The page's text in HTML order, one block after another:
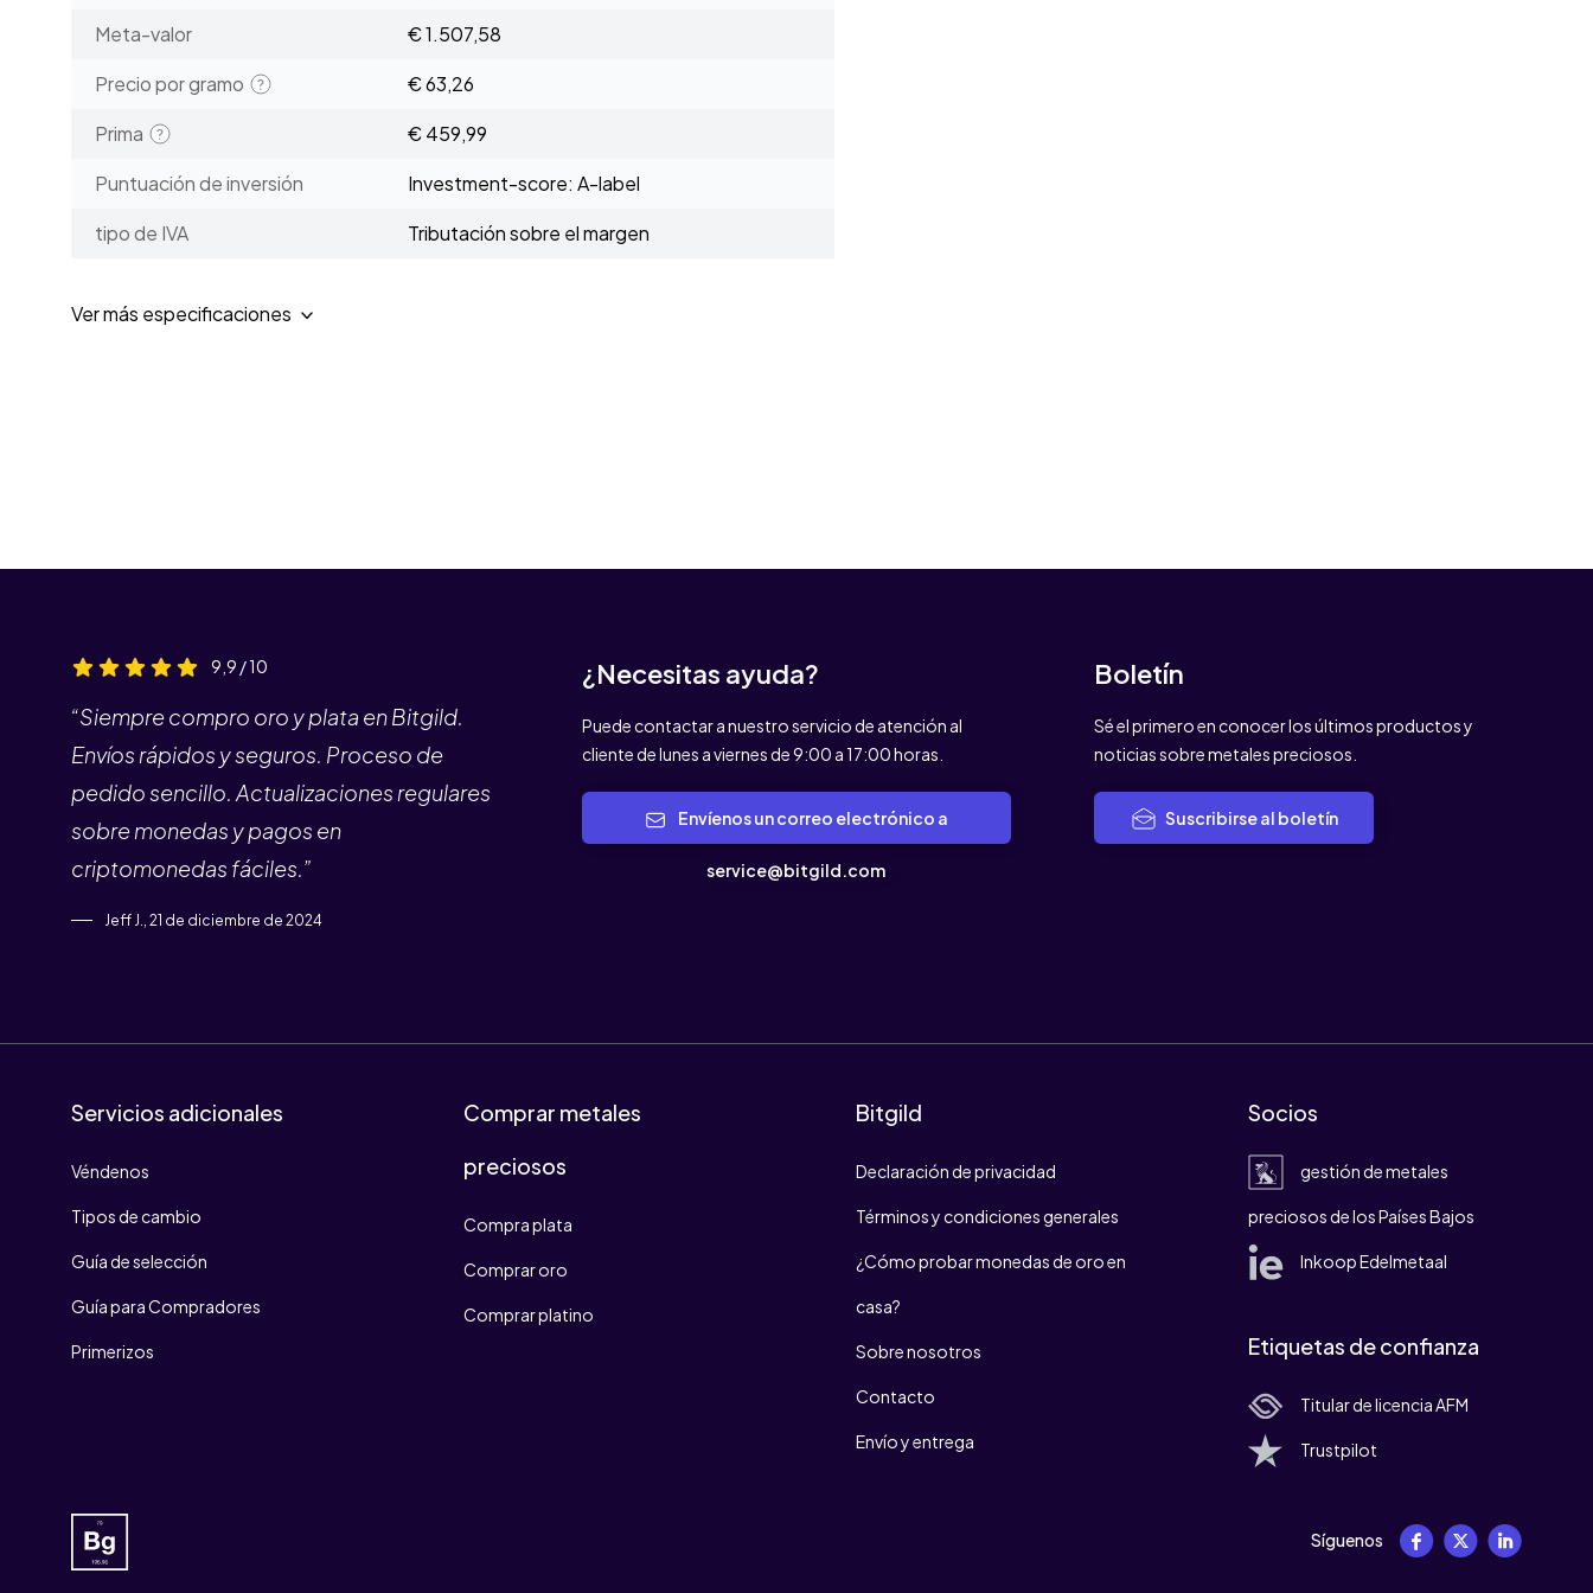
Meta-valor
€ 1.507,58
Precio por gramo
€ 63,26
Prima
€ 459,99
Puntuación de inversión
Investment-score: A-label
tipo de IVA
Tributación sobre el margen
Ver más especificaciones
9,9 / 10
“Siempre compro oro y plata en Bitgild.
Envíos rápidos y seguros. Proceso de
pedido sencillo. Actualizaciones regulares
sobre monedas y pagos en
criptomonedas fáciles.”
Jeff J., 21 de diciembre de 2024
¿Necesitas ayuda?
Puede contactar a nuestro servicio de atención al
cliente de lunes a viernes de 9:00 a 17:00 horas.
service@bitgild.com
Boletín
Sé el primero en conocer los últimos productos y
noticias sobre metales preciosos.
Suscribirse al boletín
Servicios adicionales
Véndenos
Tipos de cambio
Guía de selección
Guía para Compradores
Primerizos
Comprar metales
preciosos
Compra plata
Comprar oro
Comprar platino
Bitgild
Declaración de privacidad
Términos y condiciones generales
¿Cómo probar monedas de oro en
casa?
Sobre nosotros
Contacto
Envío y entrega
Socios
gestión de metales
preciosos de los Países Bajos
Inkoop Edelmetaal
Etiquetas de confianza
Titular de licencia AFM
Trustpilot
Síguenos